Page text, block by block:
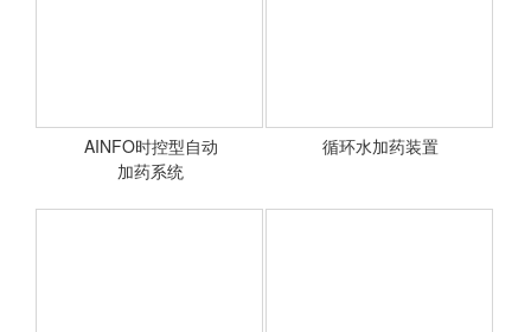
<查看详情>
AINFO时控型自动
加药系统
循环水加药装置